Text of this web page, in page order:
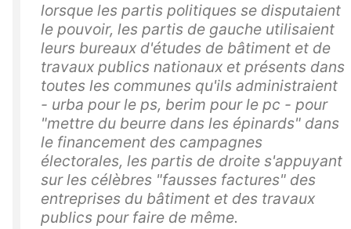
lorsque les partis politiques se disputaient
le pouvoir, les partis de gauche utilisaient
leurs bureaux d'études de bâtiment et de
travaux publics nationaux et présents dans
toutes les communes qu'ils administraient
- urba pour le ps, berim pour le pc - pour
"mettre du beurre dans les épinards" dans
le financement des campagnes
électorales, les partis de droite s'appuyant
sur les célèbres "fausses factures" des
entreprises du bâtiment et des travaux
publics pour faire de même.